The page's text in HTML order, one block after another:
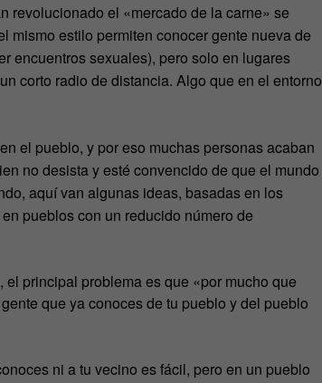
revolucionado el «mercado de la carne» se
mismo estilo permiten conocer gente nueva de
encuentros sexuales), pero solo en lugares
corto radio de distancia. Algo que en el entorno
el pueblo, y por eso muchas personas acaban
no desista y esté convencido de que el mundo
aquí van algunas ideas, basadas en los
pueblos con un reducido número de
el principal problema es que «por mucho que
que ya conoces de tu pueblo y del pueblo
ni a tu vecino es fácil, pero en un pueblo